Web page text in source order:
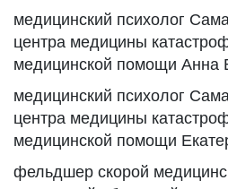
медицинский психолог
центра медицины
медицинской помощи Анна
медицинский психолог
центра медицины
медицинской помощи
фельдшер скорой